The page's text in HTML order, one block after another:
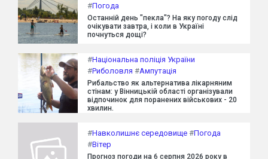
#Погода
Останній день "пекла"? На яку погоду слід
очікувати завтра, і коли в Україні
почнуться дощі?
#Національна поліція України
#Риболовля #Ампутація
Рибальство як альтернатива лікарняним
стінам: у Вінницькій області організували
відпочинок для поранених військових - 20
хвилин.
#Навколишнє середовище #Погода
#Вітер
Прогноз погоди на 6 серпня 2026 року в